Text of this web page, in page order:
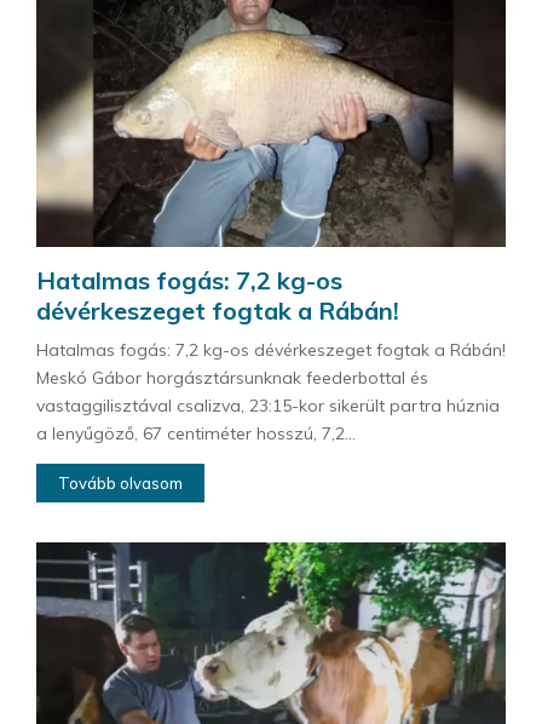
Hatalmas fogás: 7,2 kg-os
dévérkeszeget fogtak a Rábán!
Hatalmas fogás: 7,2 kg-os dévérkeszeget fogtak a Rábán!
Meskó Gábor horgásztársunknak feederbottal és
vastaggilisztával csalizva, 23:15-kor sikerült partra húznia
a lenyűgöző, 67 centiméter hosszú, 7,2...
Tovább olvasom